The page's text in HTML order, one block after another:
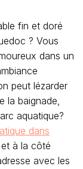
fin et doré
? Vous
dans un
peut lézarder
la baignade,
aquatique?
dans
à la côté
avec les